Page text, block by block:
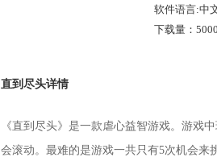
软件语言:中
下载量：
直到尽头详情
《直到尽头》是一款虐心益智游戏。游戏
会滚动。最难的是游戏一共只有5次机会来